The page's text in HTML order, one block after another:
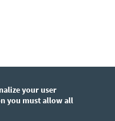
your user
you must allow all